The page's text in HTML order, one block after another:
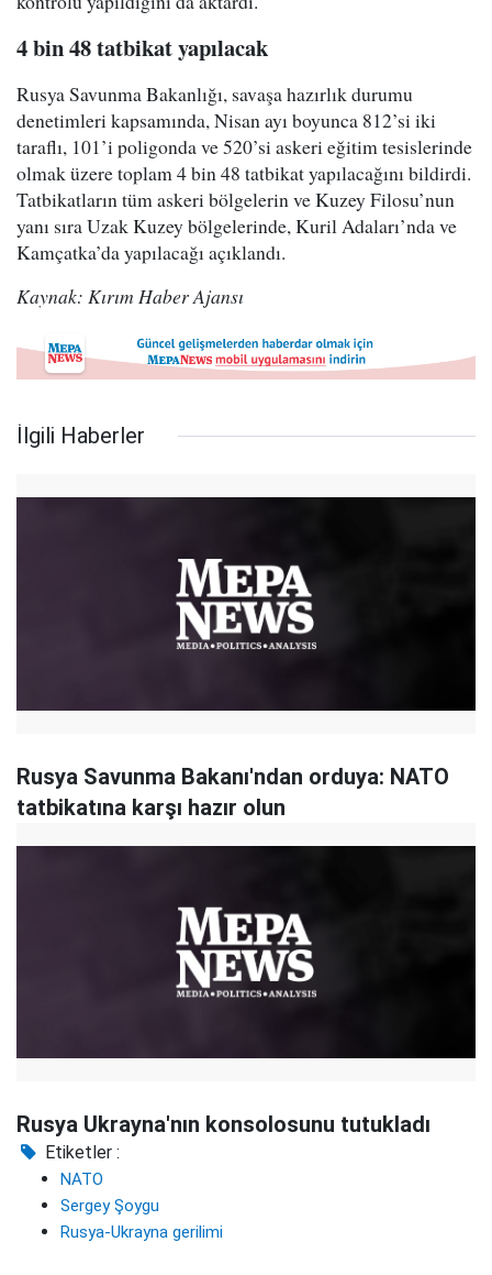
4 bin 48 tatbikat yapılacak
Rusya Savunma Bakanlığı, savaşa hazırlık durumu
denetimleri kapsamında, Nisan ayı boyunca 812’si iki
taraflı, 101’i poligonda ve 520’si askeri eğitim tesislerinde
olmak üzere toplam 4 bin 48 tatbikat yapılacağını bildirdi.
Tatbikatların tüm askeri bölgelerin ve Kuzey Filosu’nun
yanı sıra Uzak Kuzey bölgelerinde, Kuril Adaları’nda ve
Kamçatka’da yapılacağı açıklandı.
Kaynak: Kırım Haber Ajansı
İlgili Haberler
Rusya Savunma Bakanı'ndan orduya: NATO
tatbikatına karşı hazır olun
Rusya Ukrayna'nın konsolosunu tutukladı
Etiketler :
NATO
Sergey Şoygu
Rusya-Ukrayna gerilimi